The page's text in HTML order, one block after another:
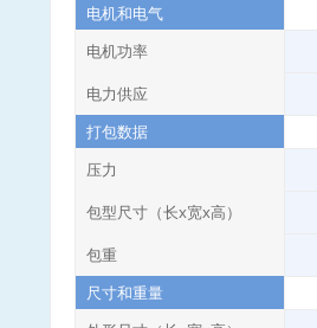
电机和电气
电机功率
电力供应
打包数据
压力
包型尺寸（长x宽x高）
包重
尺寸和重量